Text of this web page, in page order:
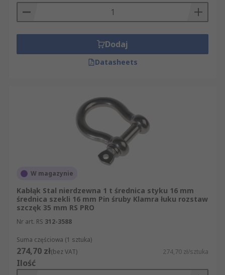
Dodaj
Datasheets
W magazynie
Kabłąk Stal nierdzewna 1 t średnica styku 16 mm
średnica szekli 16 mm Pin śruby Klamra łuku rozstaw
szczęk 35 mm RS PRO
Nr art. RS 312-3588
Suma częściowa (1 sztuka)
274,70 zł(bez VAT) 274,70 zł/sztuka
Ilość